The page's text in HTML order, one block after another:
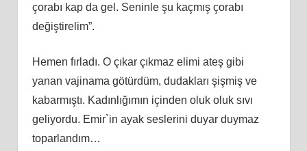
çorabı kap da gel. Seninle şu kaçmış çorabı
değiştirelim”.
Hemen fırladı. O çıkar çıkmaz elimi ateş gibi
yanan vajinama götürdüm, dudakları şişmiş ve
kabarmıştı. Kadınlığımın içinden oluk oluk sıvı
geliyordu. Emir`in ayak seslerini duyar duymaz
toparlandım…